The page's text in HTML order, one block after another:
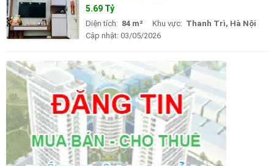
5.69 Tỷ
Diện tích: 84 m² Khu vực: Thanh Trì, Hà Nội
Cập nhật: 03/05/2026